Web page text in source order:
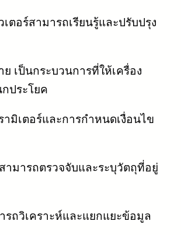
ตอร์สามารถเรียนรู้และปรับปรุง
เป็นกระบวนการที่ให้เครื่อง
ประโยค
มิเตอร์และการกำหนดเงื่อนไข
ามารถตรวจจับและระบุวัตถุที่อยู่
รถวิเคราะห์และแยกแยะข้อมูล